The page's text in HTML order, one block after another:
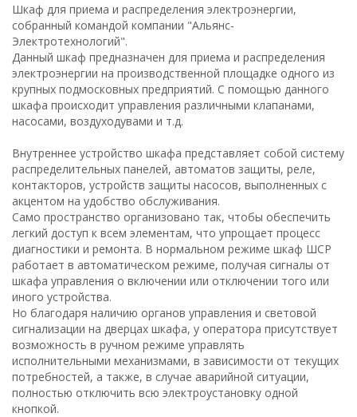
Шкаф для приема и распределения электроэнергии,
собранный командой компании "Альянс-
Электротехнологий".
Данный шкаф предназначен для приема и распределения
электроэнергии на производственной площадке одного из
крупных подмосковных предприятий. С помощью данного
шкафа происходит управления различными клапанами,
насосами, воздуходувами и т.д.
Внутреннее устройство шкафа представляет собой систему
распределительных панелей, автоматов защиты, реле,
контакторов, устройств защиты насосов, выполненных с
акцентом на удобство обслуживания.
Само пространство организовано так, чтобы обеспечить
легкий доступ к всем элементам, что упрощает процесс
диагностики и ремонта. В нормальном режиме шкаф ШСР
работает в автоматическом режиме, получая сигналы от
шкафа управления о включении или отключении того или
иного устройства.
Но благодаря наличию органов управления и световой
сигнализации на дверцах шкафа, у оператора присутствует
возможность в ручном режиме управлять
исполнительными механизмами, в зависимости от текущих
потребностей, а также, в случае аварийной ситуации,
полностью отключить всю электроустановку одной
кнопкой.